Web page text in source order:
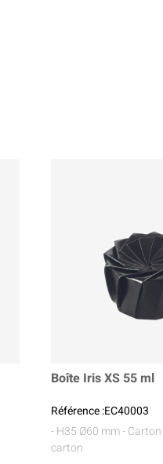
Boîte Iris XS 55 ml
Référence :EC40003
- H35 Ø60 mm- Carton
carton